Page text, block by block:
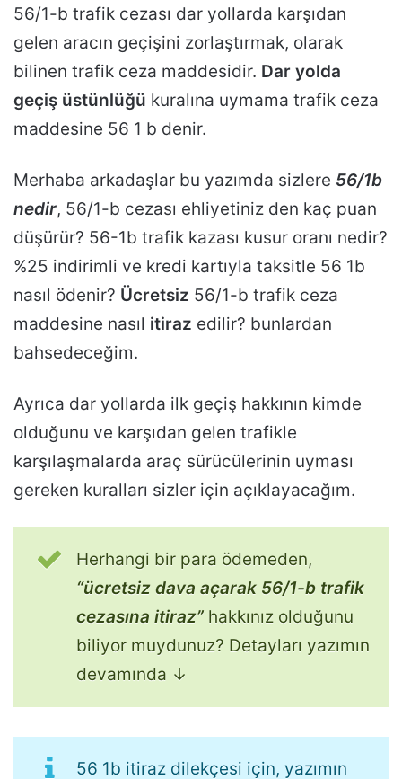
56/1-b trafik cezası dar yollarda karşıdan
gelen aracın geçişini zorlaştırmak, olarak
bilinen trafik ceza maddesidir. Dar yolda
geçiş üstünlüğü kuralına uymama trafik ceza
maddesine 56 1 b denir.
Merhaba arkadaşlar bu yazımda sizlere 56/1b
nedir, 56/1-b cezası ehliyetiniz den kaç puan
düşürür? 56-1b trafik kazası kusur oranı nedir?
%25 indirimli ve kredi kartıyla taksitle 56 1b
nasıl ödenir? Ücretsiz 56/1-b trafik ceza
maddesine nasıl itiraz edilir? bunlardan
bahsedeceğim.
Ayrıca dar yollarda ilk geçiş hakkının kimde
olduğunu ve karşıdan gelen trafikle
karşılaşmalarda araç sürücülerinin uyması
gereken kuralları sizler için açıklayacağım.
Herhangi bir para ödemeden,
“ücretsiz dava açarak 56/1-b trafik
cezasına itiraz” hakkınız olduğunu
biliyor muydunuz? Detayları yazımın
devamında ↓
56 1b itiraz dilekçesi için, yazımın